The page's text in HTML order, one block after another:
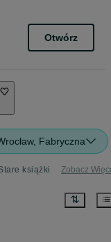
Otwórz
Fabryczna
książki Zobacz